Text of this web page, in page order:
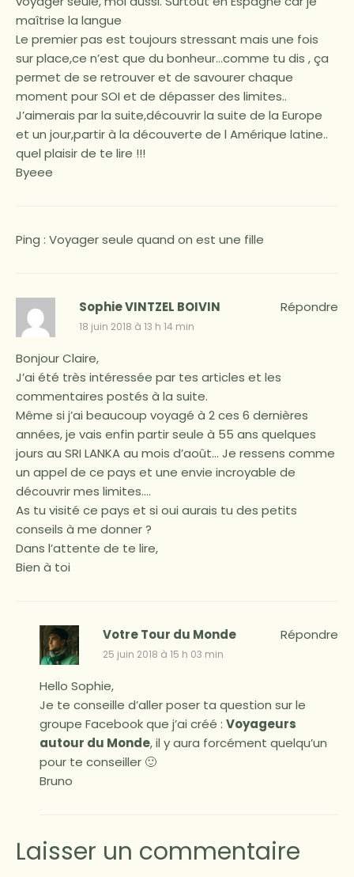
maîtrise la langue
Le premier pas est toujours stressant mais une fois
sur place,ce n’est que du bonheur…comme tu dis , ça
permet de se retrouver et de savourer chaque
moment pour SOI et de dépasser des limites..
J’aimerais par la suite,découvrir la suite de la Europe
et un jour,partir à la découverte de l Amérique latine..
quel plaisir de te lire !!!
Byeee
Ping : Voyager seule quand on est une fille
Sophie VINTZEL BOIVIN
18 juin 2018 à 13 h 14 min
Bonjour Claire,
J’ai été très intéressée par tes articles et les
commentaires postés à la suite.
Même si j’ai beaucoup voyagé à 2 ces 6 dernières
années, je vais enfin partir seule à 55 ans quelques
jours au SRI LANKA au mois d’août… Je ressens comme
un appel de ce pays et une envie incroyable de
découvrir mes limites….
As tu visité ce pays et si oui aurais tu des petits
conseils à me donner ?
Dans l’attente de te lire,
Bien à toi
Répondre
Votre Tour du Monde
25 juin 2018 à 15 h 03 min
Hello Sophie,
Je te conseille d’aller poser ta question sur le
groupe Facebook que j’ai créé : Voyageurs
autour du Monde, il y aura forcément quelqu’un
pour te conseiller 🙂
Bruno
Répondre
Laisser un commentaire